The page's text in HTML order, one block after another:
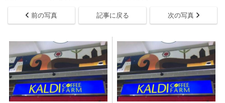
前の写真 記事に戻る 次の写真